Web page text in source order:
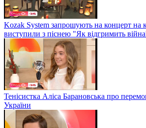
Kozak System запрошують на концерт на
виступили з піснею "Як відгримить
Тенісистка Аліса Барановська про
України